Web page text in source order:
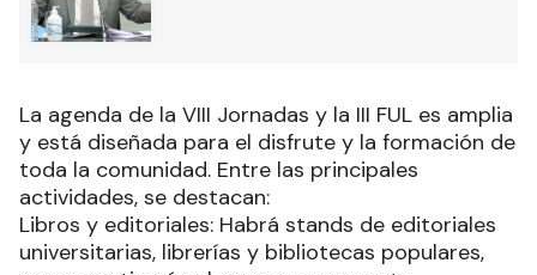
La agenda de la VIII Jornadas y la III FUL es amplia
y está diseñada para el disfrute y la formación de
toda la comunidad. Entre las principales
actividades, se destacan:
Libros y editoriales: Habrá stands de editoriales
universitarias, librerías y bibliotecas populares,